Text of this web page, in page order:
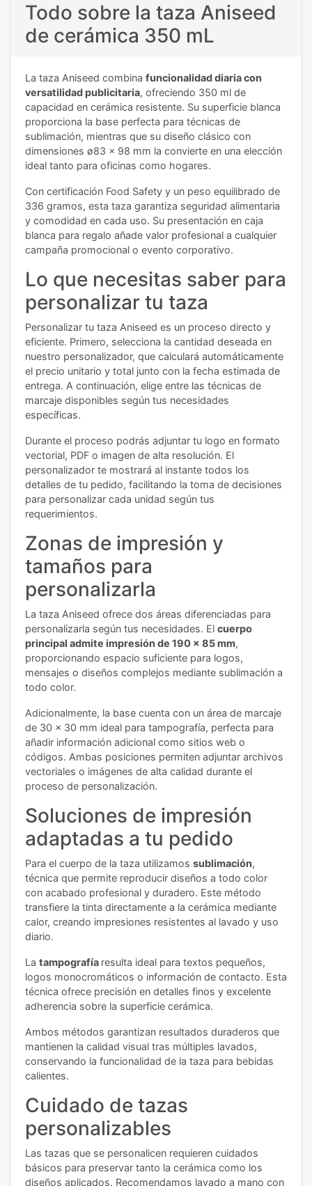
Todo sobre la taza Aniseed
de cerámica 350 mL
La taza Aniseed combina funcionalidad diaria con
versatilidad publicitaria, ofreciendo 350 ml de
capacidad en cerámica resistente. Su superficie blanca
proporciona la base perfecta para técnicas de
sublimación, mientras que su diseño clásico con
dimensiones ø83 x 98 mm la convierte en una elección
ideal tanto para oficinas como hogares.
Con certificación Food Safety y un peso equilibrado de
336 gramos, esta taza garantiza seguridad alimentaria
y comodidad en cada uso. Su presentación en caja
blanca para regalo añade valor profesional a cualquier
campaña promocional o evento corporativo.
Lo que necesitas saber para
personalizar tu taza
Personalizar tu taza Aniseed es un proceso directo y
eficiente. Primero, selecciona la cantidad deseada en
nuestro personalizador, que calculará automáticamente
el precio unitario y total junto con la fecha estimada de
entrega. A continuación, elige entre las técnicas de
marcaje disponibles según tus necesidades
específicas.
Durante el proceso podrás adjuntar tu logo en formato
vectorial, PDF o imagen de alta resolución. El
personalizador te mostrará al instante todos los
detalles de tu pedido, facilitando la toma de decisiones
para personalizar cada unidad según tus
requerimientos.
Zonas de impresión y
tamaños para
personalizarla
La taza Aniseed ofrece dos áreas diferenciadas para
personalizarla según tus necesidades. El cuerpo
principal admite impresión de 190 x 85 mm,
proporcionando espacio suficiente para logos,
mensajes o diseños complejos mediante sublimación a
todo color.
Adicionalmente, la base cuenta con un área de marcaje
de 30 x 30 mm ideal para tampografía, perfecta para
añadir información adicional como sitios web o
códigos. Ambas posiciones permiten adjuntar archivos
vectoriales o imágenes de alta calidad durante el
proceso de personalización.
Soluciones de impresión
adaptadas a tu pedido
Para el cuerpo de la taza utilizamos sublimación,
técnica que permite reproducir diseños a todo color
con acabado profesional y duradero. Este método
transfiere la tinta directamente a la cerámica mediante
calor, creando impresiones resistentes al lavado y uso
diario.
La tampografía resulta ideal para textos pequeños,
logos monocromáticos o información de contacto. Esta
técnica ofrece precisión en detalles finos y excelente
adherencia sobre la superficie cerámica.
Ambos métodos garantizan resultados duraderos que
mantienen la calidad visual tras múltiples lavados,
conservando la funcionalidad de la taza para bebidas
calientes.
Cuidado de tazas
personalizables
Las tazas que se personalicen requieren cuidados
básicos para preservar tanto la cerámica como los
diseños aplicados. Recomendamos lavado a mano con